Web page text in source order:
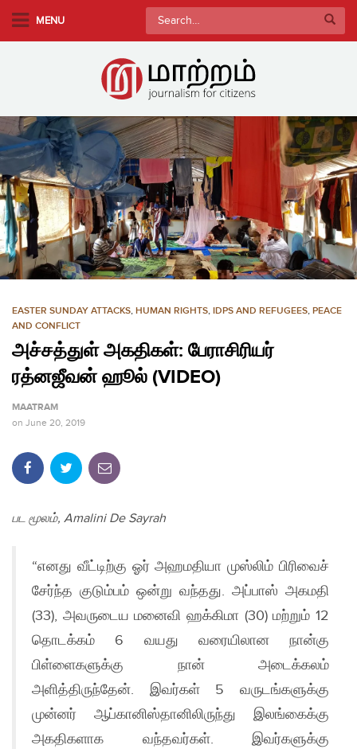
m
a
n
c
o
n
MENU
Search
for:
EASTER SUNDAY ATTACKS, HUMAN RIGHTS, IDPS AND REFUGEES, PEACE
AND CONFLICT
அச்சத்துள் அகதிகள்: பேராசிரியர்
ரத்னஜீவன் ஹூல் (VIDEO)
MAATRAM
on June 20, 2019
பட மூலம், Amalini De Sayrah
“எனது வீட்டிற்கு ஓர் அஹமதியா முஸ்லிம் பிரிவைச்
சேர்ந்த குடும்பம் ஒன்று வந்தது. அப்பாஸ் அகமதி
(33), அவருடைய மனைவி ஹக்கிமா (30) மற்றும் 12
தொடக்கம் 6 வயது வரையிலான நான்கு
பிள்ளைகளுக்கு நான் அடைக்கலம்
அளித்திருந்தேன். இவர்கள் 5 வருடங்களுக்கு
முன்னர் ஆப்கானிஸ்தானிலிருந்து இலங்கைக்கு
அகதிகளாக வந்தவர்கள். இவர்களுக்கு